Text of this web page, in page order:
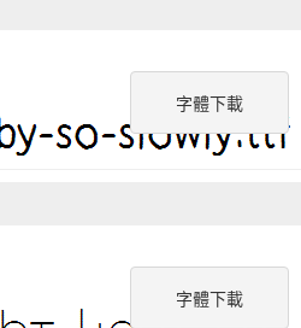
字體下載
字體下載